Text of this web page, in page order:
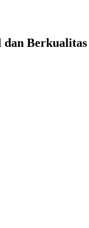
dan Berkualitas